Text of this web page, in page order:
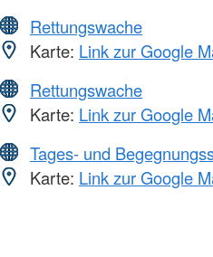
Rettungswache
Karte: Link zur Google
Rettungswache
Karte: Link zur Google
Tages- und
Karte: Link zur Google